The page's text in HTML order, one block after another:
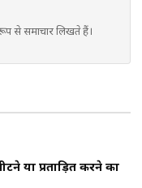
से समाचार लिखते हैं।
या प्रताड़ित करने का